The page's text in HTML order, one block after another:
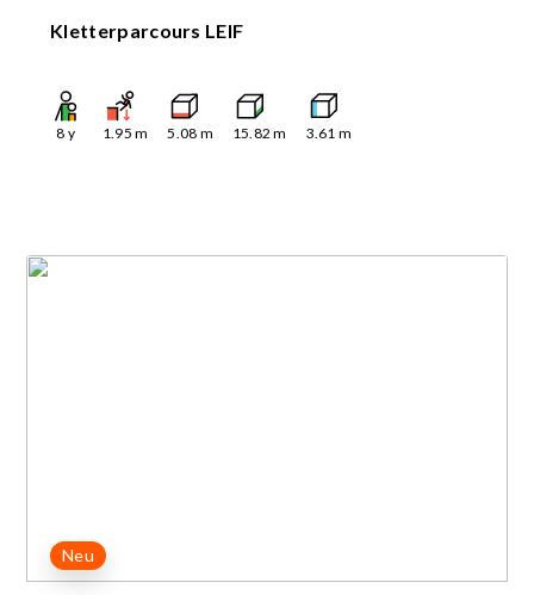
Kletterparcours LEIF
8 y 1.95 m 5.08 m 15.82 m 3.61 m
Neu